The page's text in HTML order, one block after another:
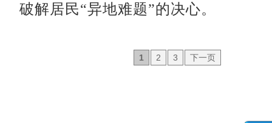
破解居民“异地难题”的决心。
1 2 3 下一页